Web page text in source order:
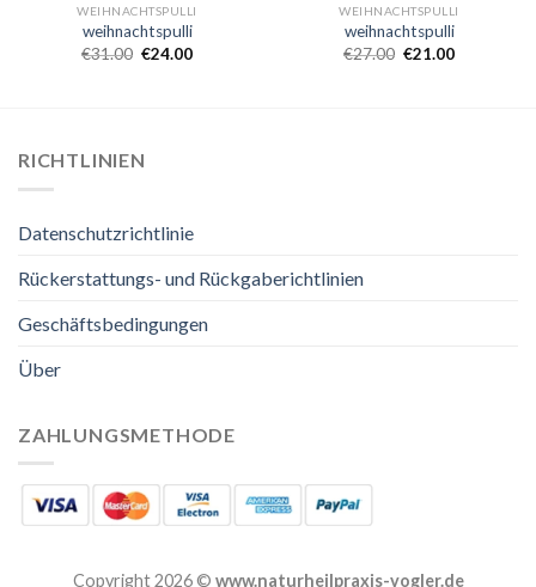
WEIHNACHTSPULLI
weihnachtspulli
€31.00 €24.00
WEIHNACHTSPULLI
weihnachtspulli
€27.00 €21.00
RICHTLINIEN
Datenschutzrichtlinie
Rückerstattungs- und Rückgaberichtlinien
Geschäftsbedingungen
Über
ZAHLUNGSMETHODE
Copyright 2026 © www.naturheilpraxis-vogler.de